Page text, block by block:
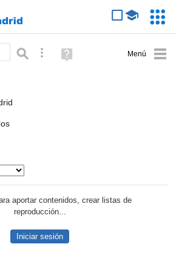
Búsqueda avanzada
Ayuda
(en
aportar contenidos, crear listas de
reproducción...
Iniciar sesión